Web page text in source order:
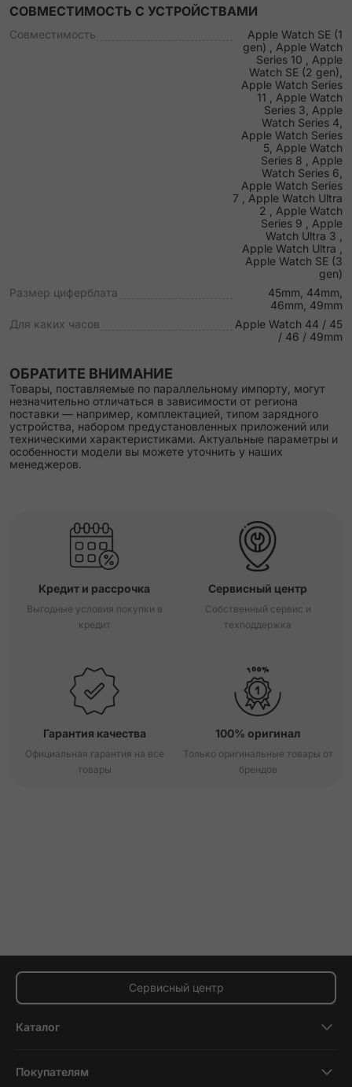
СОВМЕСТИМОСТЬ С УСТРОЙСТВАМИ
Совместимость
Apple Watch SE (1
gen) , Apple Watch
Series 10 , Apple
Watch SE (2 gen),
Apple Watch Series
11 , Apple Watch
Series 3, Apple
Watch Series 4,
Apple Watch Series
5, Apple Watch
Series 8 , Apple
Watch Series 6,
Apple Watch Series
7 , Apple Watch Ultra
2 , Apple Watch
Series 9 , Apple
Watch Ultra 3 ,
Apple Watch Ultra ,
Apple Watch SE (3
gen)
Размер циферблата
45mm, 44mm,
46mm, 49mm
Для каких часов
Apple Watch 44 / 45
/ 46 / 49mm
ОБРАТИТЕ ВНИМАНИЕ
Товары, поставляемые по параллельному импорту, могут
незначительно отличаться в зависимости от региона
поставки — например, комплектацией, типом зарядного
устройства, набором предустановленных приложений или
техническими характеристиками. Актуальные параметры и
особенности модели вы можете уточнить у наших
менеджеров.
Кредит и рассрочка
Выгодные условия покупки в
кредит
Сервисный центр
Собственный сервис и
техподдержка
Гарантия качества
Официальная гарантия на все
товары
100% оригинал
Только оригинальные товары от
брендов
Сервисный центр
Каталог
Планшеты
Покупателям